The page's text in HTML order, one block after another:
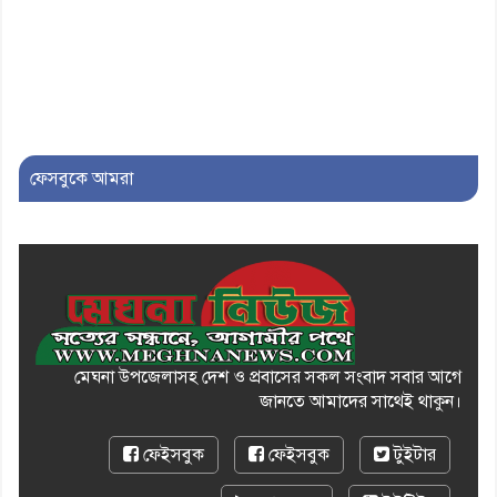
ফেসবুকে আমরা
মেঘনা উপজেলাসহ দেশ ও প্রবাসের সকল সংবাদ সবার আগে
জানতে আমাদের সাথেই থাকুন।
ফেইসবুক ফেইসবুক টুইটার